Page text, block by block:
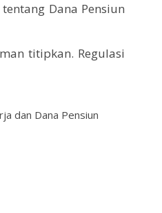
Dana Pensiun
titipkan. Regulasi
dan Dana Pensiun